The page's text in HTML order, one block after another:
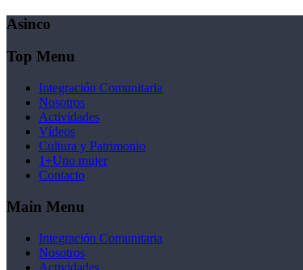
Asinco
Top Menu
Integración Comunitaria
Nosotros
Actividades
Vídeos
Cultura y Patrimonio
1+Uno mujer
Contacto
Main Menu
Integración Comunitaria
Nosotros
Actividades